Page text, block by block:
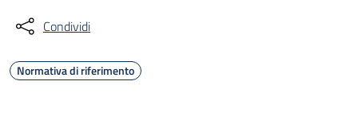
Condividi
Normativa di riferimento